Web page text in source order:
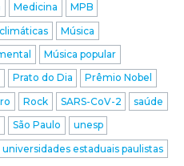
Medicina
MPB
Música
Música popular
Prato do Dia
Prêmio Nobel
Rock SARS-CoV-2
saúde
São Paulo
unesp
universidades estaduais paulistas